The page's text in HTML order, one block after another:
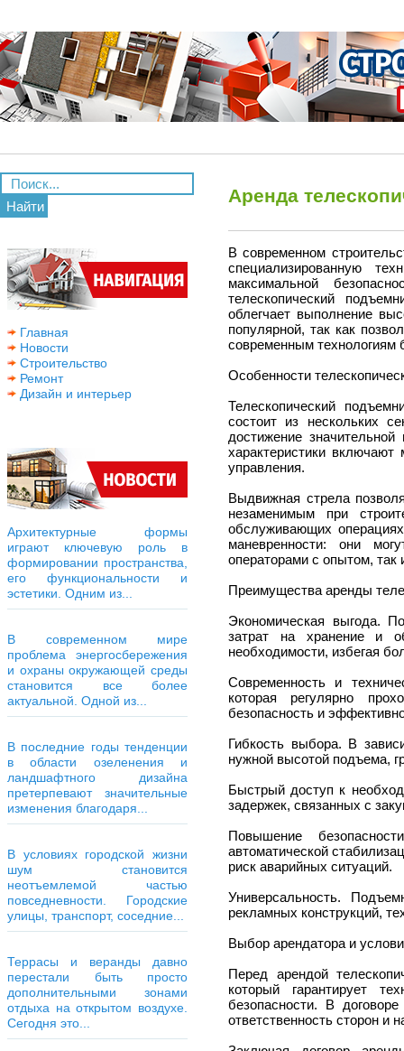
Найти
Главная
Новости
Строительство
Ремонт
Дизайн и интерьер
Архитектурные формы
играют ключевую роль в
формировании пространства,
его функциональности и
эстетики. Одним из...
В современном мире
проблема энергосбережения
и охраны окружающей среды
становится все более
актуальной. Одной из...
В последние годы тенденции
в области озеленения и
ландшафтного дизайна
претерпевают значительные
изменения благодаря...
В условиях городской жизни
шум становится
неотъемлемой частью
повседневности. Городские
улицы, транспорт, соседние...
Террасы и веранды давно
перестали быть просто
дополнительными зонами
отдыха на открытом воздухе.
Сегодня это...
Аренда
В современном
специализированную
максимальной
телескопический
облегчает выполнение
популярной, так как
современным технологиям
Особенности
Телескопический
состоит из нескольких
достижение
характеристики
управления.
Выдвижная стрела
незаменимым при
обслуживающих
маневренности: они
операторами с опытом, так
Преимущества аренды
Экономическая выгода.
затрат на хранение и
необходимости, избегая
Современность и
которая регулярно
безопасность и
Гибкость выбора. В
нужной высотой подъема,
Быстрый доступ к
задержек, связанных с
Повышение
автоматической
риск аварийных ситуаций.
Универсальность.
рекламных конструкций,
Выбор арендатора и
Перед арендой
который гарантирует
безопасности. В
ответственность сторон и